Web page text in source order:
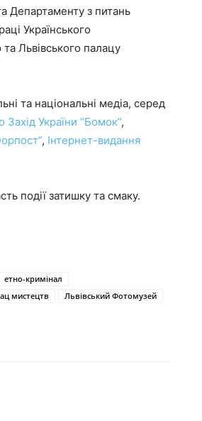
Департаменту з питань
Українського
Львівського палацу
та національні медіа, серед
Захід України “Бомок”,
, Інтернет-видання
події затишку та смаку.
етно-кримінал
мистецтв
Львівський Фотомузей